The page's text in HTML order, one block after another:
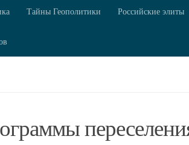
Тайны Геополитики Российские элиты